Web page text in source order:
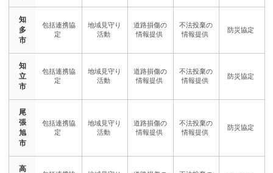
知
多
市
知
立
市
尾
張
旭
市
高